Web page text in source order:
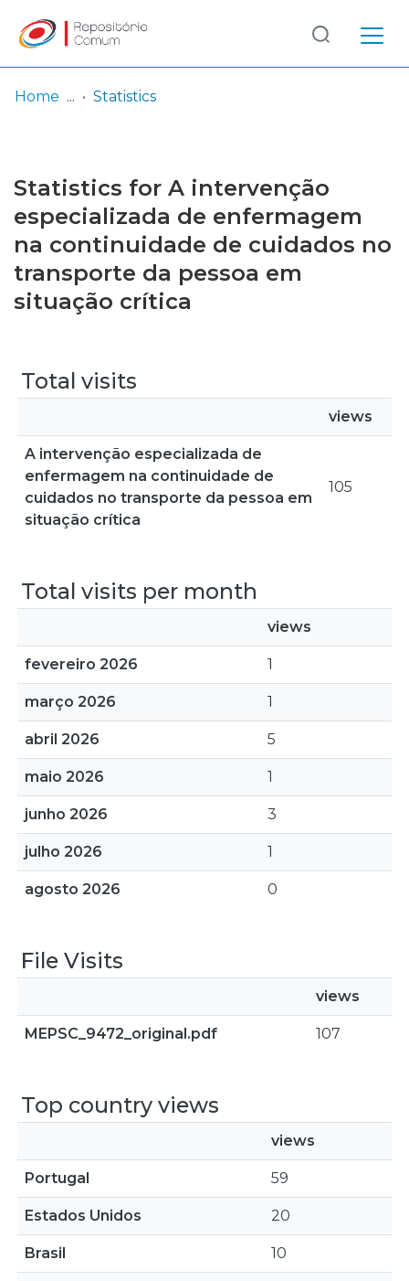
Browse repository
Entities
Log
In
(current)
Home Statistics
Statistics for A intervenção
especializada de enfermagem
na continuidade de cuidados no
transporte da pessoa em
situação crítica
Total visits
views
A intervenção especializada de
enfermagem na continuidade de
cuidados no transporte da pessoa em
situação crítica
105
Total visits per month
views
fevereiro 2026 1
março 2026 1
abril 2026 5
maio 2026 1
junho 2026 3
julho 2026 1
agosto 2026 0
File Visits
views
MEPSC_9472_original.pdf 107
Top country views
views
Portugal 59
Estados Unidos 20
Brasil 10